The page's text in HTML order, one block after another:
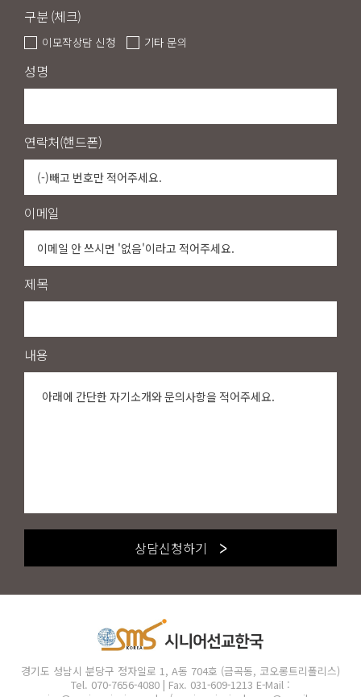
구분 (체크)
이모작상담 신청 기타 문의
성명
연락처(핸드폰)
이메일
제목
내용
상담신청하기
경기도 성남시 분당구 정자일로 1, A동 704호 (금곡동, 코오롱트리폴리스)
Tel. 070-7656-4080 | Fax. 031-609-1213 E-Mail :